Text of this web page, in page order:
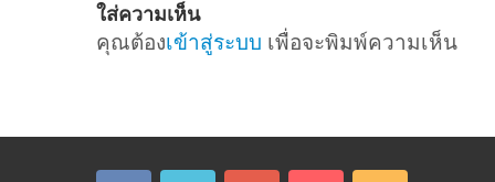
ใส่ความเห็น
คุณต้องเข้าสู่ระบบ เพื่อจะพิมพ์ความเห็น